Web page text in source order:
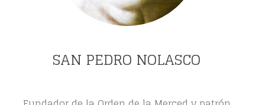
SAN PEDRO NOLASCO